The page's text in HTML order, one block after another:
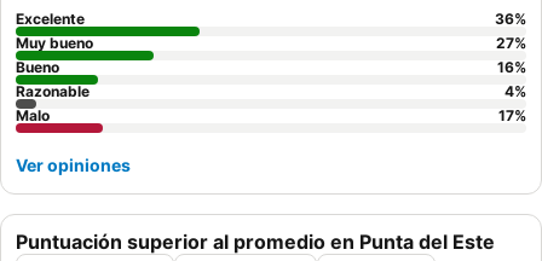
Puntuación superior al promedio en Punta del Este
Excelente 36%
Muy bueno
27%
Bueno
16%
Razonable
4%
Malo
17%
Ver opiniones